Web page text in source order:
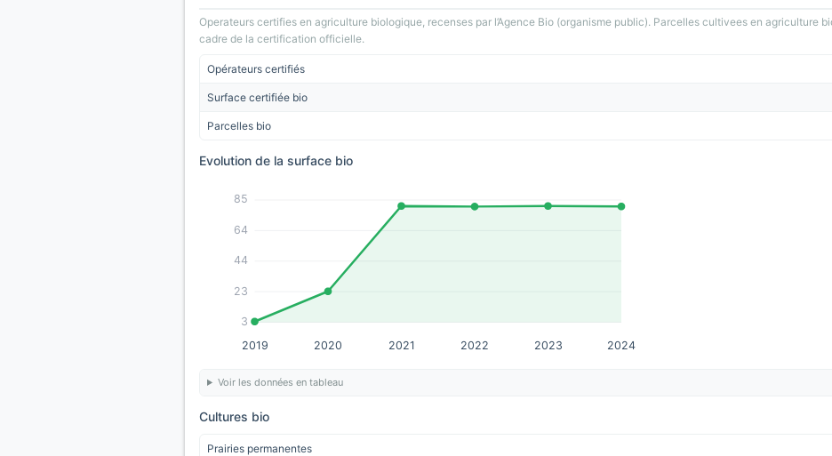
Operateurs certifies en agriculture biologique, recenses par l’Agence Bio (organisme public). Parcelles cultivees en agriculture
cadre de la certification officielle.
Opérateurs certifiés
Surface certifiée bio
Parcelles bio
Evolution de la surface bio
3
23
44
64
85
2019 2020 2021 2022 2023 2024
Voir les données en tableau
Cultures bio
Prairies permanentes